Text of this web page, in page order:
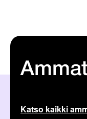
Katso kaikki